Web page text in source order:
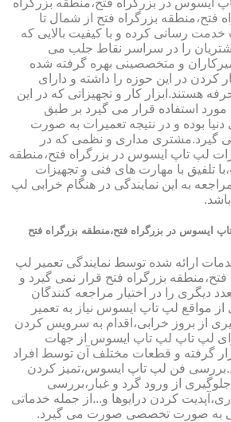
ایسوس در بزرگراه فتح،منطقه بزرگراه
فتح،منطقه بزرگراه فتح از شمال تا
رسانی کرده و با کیفیت بالایی که
را در سراسر نقاط جلب می
و متخصصینی بهره گرفته شده
کردن در این حوزه را داشته و دارای
هستند.ابزار کار و تجهیزاتی که در این
استفاده قرار می گیرد بر طبق
دنیا بوده و در نتیجه تعمیرات به صورت
گیرد.مشتری مداری و نظمی که در
لپ تاپ ایسوس در بزرگراه فتح،منطقه
تلفیق با مهارت های فنی و تجهیزات
به این نمایندگی در هنگام خرابی لپ
ایسوس در بزرگراه فتح،منطقه بزرگراه فتح
ارائه شده توسط نمایندگی تعمیر لپ
بزرگراه فتح قرار نمی گیرد و
دیگری را در اختیار مراجعه کنندگان
مواقع لپ تاپ ایسوس نیاز به تعمیر
از بروز خرابی،اقدام به سرویس کردن
لپ تاپ لپ تاپ ایسوس از جهات
گرفته و قطعات مختلف آن توسط افراد
فن لپ تاپ ایسوس،تمیز کردن
از ورود گرد و غبار،بررسی
کردن درایوها و...از جمله خدماتی
به صورت تخصصی صورت می گیرد.